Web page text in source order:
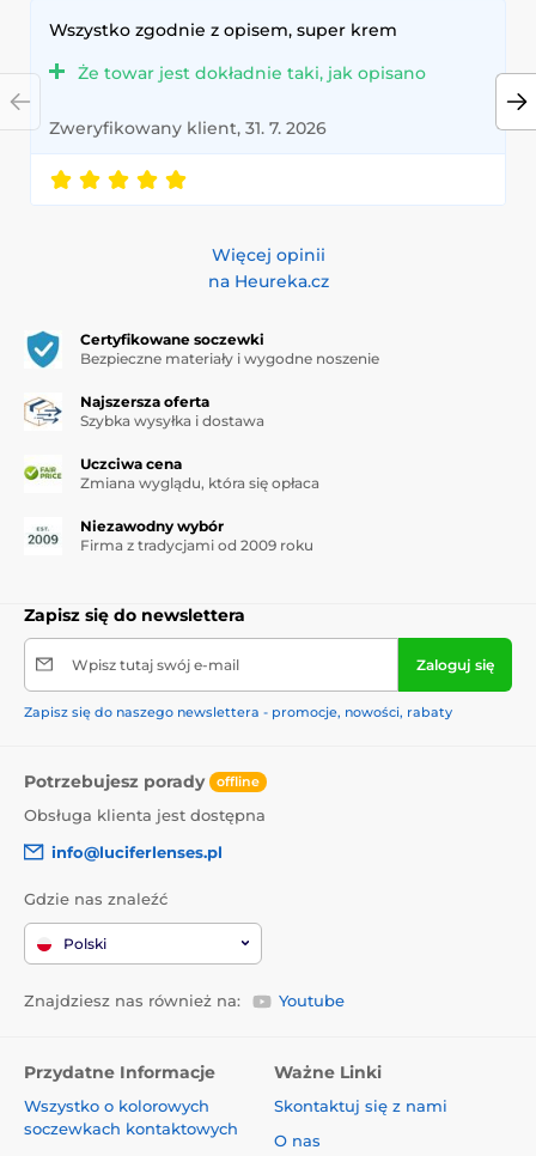
Wszystko zgodnie z opisem, super krem
Że towar jest dokładnie taki, jak opisano
Zweryfikowany klient, 31. 7. 2026
Więcej opinii
na Heureka.cz
Certyfikowane soczewki
Bezpieczne materiały i wygodne noszenie
Najszersza oferta
Szybka wysyłka i dostawa
Uczciwa cena
Zmiana wyglądu, która się opłaca
Niezawodny wybór
Firma z tradycjami od 2009 roku
Zapisz się do newslettera
Wpisz tutaj swój e-mail Zaloguj się
Zapisz się do naszego newslettera - promocje, nowości, rabaty
Potrzebujesz porady offline
Obsługa klienta jest dostępna
info@luciferlenses.pl
Gdzie nas znaleźć
Polski
Znajdziesz nas również na: Youtube
Przydatne Informacje
Wszystko o kolorowych
soczewkach kontaktowych
Ważne Linki
Skontaktuj się z nami
O nas